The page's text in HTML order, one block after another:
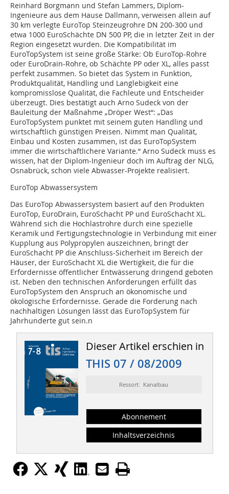
Reinhard Borgmann und Stefan Lammers, Diplom-
Ingenieure aus dem Hause Dallmann, verweisen allein auf
30 km verlegte EuroTop Steinzeugrohre DN 200-300 und
etwa 1000 EuroSchächte DN 500 PP, die in letzter Zeit in der
Region eingesetzt wurden. Die Kompatibilität im
EuroTopSystem ist seine große Stärke: Ob EuroTop-Rohre
oder EuroDrain-Rohre, ob Schächte PP oder XL, alles passt
perfekt zusammen. So bietet das System in Funktion,
Produktqualität, Handling und Langlebigkeit eine
kompromisslose Qualität, die Fachleute und Entscheider
überzeugt. Dies bestätigt auch Arno Sudeck von der
Bauleitung der Maßnahme „Dröper West“: „Das
EuroTopSystem punktet mit seinem guten Handling und
wirtschaftlich günstigen Preisen. Nimmt man Qualität,
Einbau und Kosten zusammen, ist das EuroTopSystem
immer die wirtschaftlichere Variante.“ Arno Sudeck muss es
wissen, hat der Diplom-Ingenieur doch im Auftrag der NLG,
Osnabrück, schon viele Abwasser-Projekte realisiert.
EuroTop Abwassersystem
Das EuroTop Abwassersystem basiert auf den Produkten
EuroTop, EuroDrain, EuroSchacht PP und EuroSchacht XL.
Während sich die Hochlastrohre durch eine spezielle
Keramik und Fertigungstechnologie in Verbindung mit einer
Kupplung aus Polypropylen auszeichnen, bringt der
EuroSchacht PP die Anschluss-Sicherheit im Bereich der
Häuser, der EuroSchacht XL die Wertigkeit, die für die
Erfordernisse öffentlicher Entwässerung dringend geboten
ist. Neben den technischen Anforderungen erfüllt das
EuroTopSystem den Anspruch an ökonomische und
ökologische Erfordernisse. Gerade die Forderung nach
nachhaltigen Lösungen lässt das EuroTopSystem für
Jahrhunderte gut sein.n
Dieser Artikel erschien in
THIS 07 / 08/2009
Ressort: Kanalbau
Abonnement
Inhaltsverzeichnis